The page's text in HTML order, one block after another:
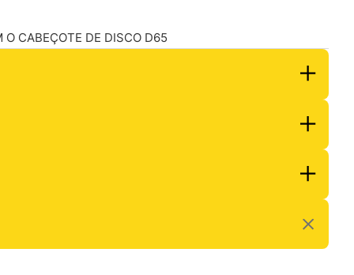
CABEÇOTE DE DISCO D65